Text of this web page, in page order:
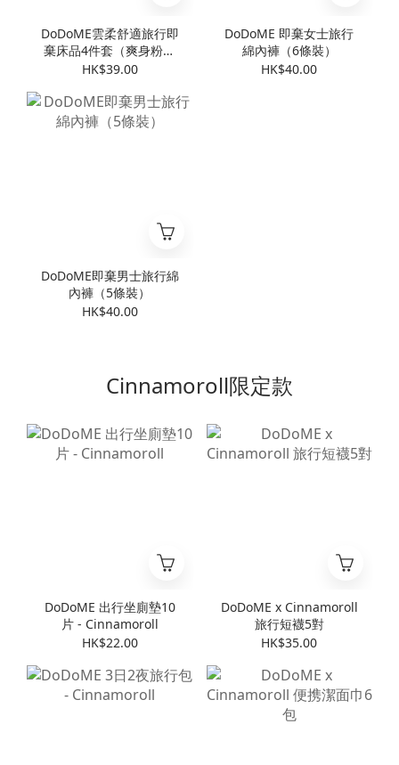
DoDoME雲柔舒適旅行即
棄床品4件套（爽身粉香
味）
HK$39.00
DoDoME 即棄女士旅行
綿內褲（6條裝）
HK$40.00
DoDoME即棄男士旅行綿
內褲（5條裝）
HK$40.00
Cinnamoroll限定款
DoDoME 出行坐廁墊10
片 - Cinnamoroll
HK$22.00
DoDoME x Cinnamoroll
旅行短襪5對
HK$35.00